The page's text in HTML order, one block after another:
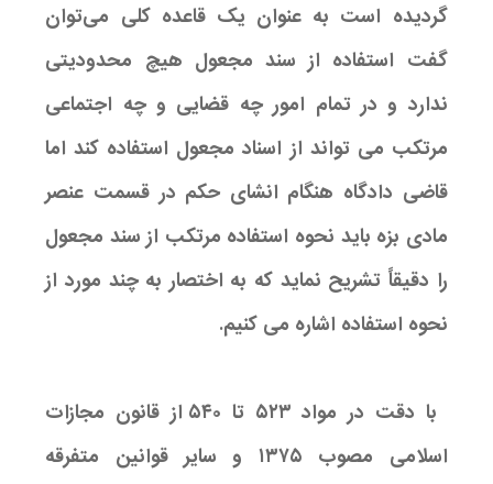
گردیده است به عنوان یک قاعده کلی می‌توان
گفت استفاده از سند مجعول هیچ محدودیتی
ندارد و در تمام امور چه قضایی و چه اجتماعی
مرتکب می تواند از اسناد مجعول استفاده کند اما
قاضی دادگاه هنگام انشای حکم در قسمت عنصر
مادی بزه باید نحوه استفاده مرتکب از سند مجعول
را دقیقاً تشریح نماید که به اختصار به چند مورد از
نحوه استفاده اشاره می کنیم.
با دقت در مواد ۵۲۳ تا ۵۴۰ از قانون مجازات
اسلامی مصوب ۱۳۷۵ و سایر قوانین متفرقه